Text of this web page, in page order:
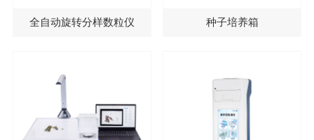
全自动旋转分样数粒仪 种子培养箱